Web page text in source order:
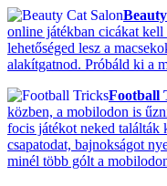
online játékban cicákat
lehetőséged lesz a
alakítgatnod. Próbáld ki a
Football
közben, a mobilodon is
focis játékot neked
csapatodat, bajnokságot
minél több gólt a